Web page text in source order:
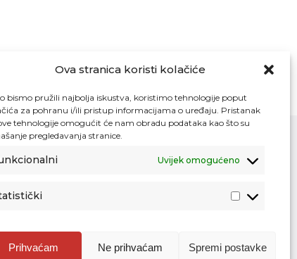
Ova stranica koristi kolačiće
bismo pružili najbolja iskustva, koristimo tehnologije poput
za pohranu i/ili pristup informacijama o uređaju. Pristanak
tehnologije omogućit će nam obradu podataka kao što su
pregledavanja stranice.
Uvijek omogućeno
Prihvaćam Ne prihvaćam Spremi postavke
informacijama
osoba za unutarnje prijavljivanje